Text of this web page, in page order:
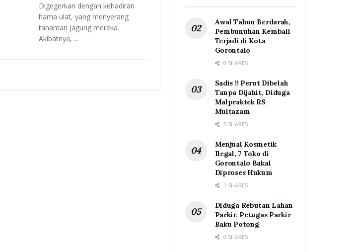
Digegerkan dengan kehadiran
hama ulat, yang menyerang
tanaman jagung mereka.
Akibatnya, ...
Awal Tahun Berdarah,
Pembunuhan Kembali
Terjadi di Kota
Gorontalo
0 SHARES
Sadis !! Perut Dibelah
Tanpa Dijahit, Diduga
Malpraktek RS
Multazam
2 SHARES
Menjual Kosmetik
Ilegal, 7 Toko di
Gorontalo Bakal
Diproses Hukum
1 SHARES
Diduga Rebutan Lahan
Parkir, Petugas Parkir
Baku Potong
0 SHARES